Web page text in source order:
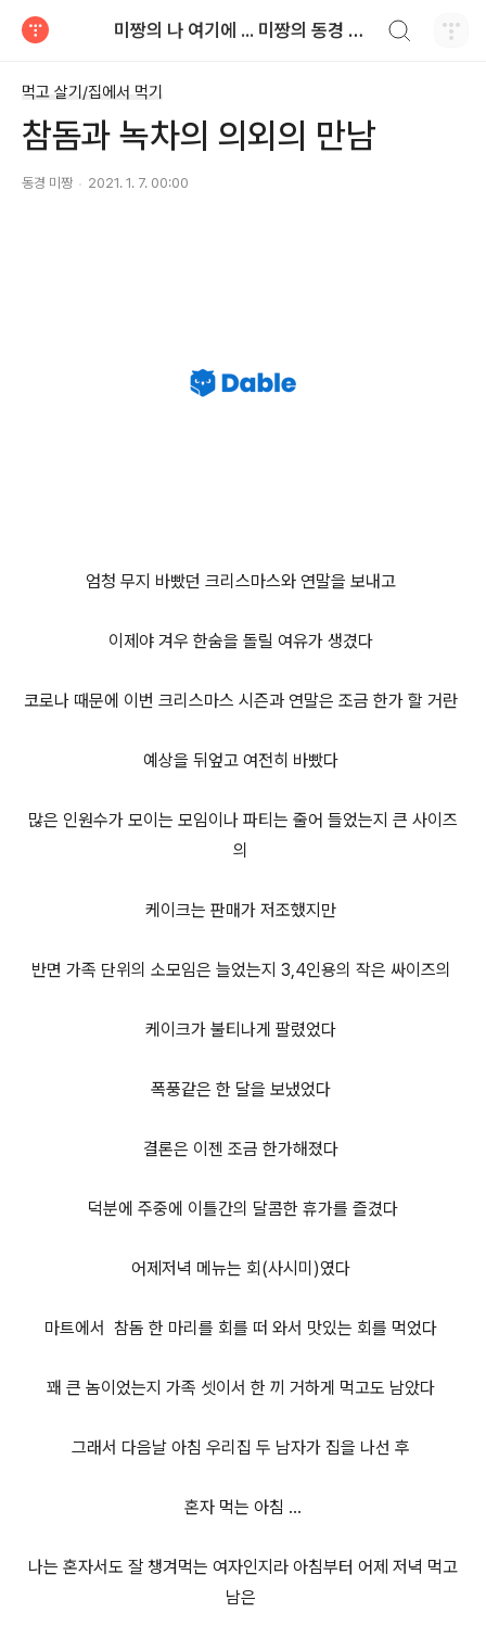
미짱의 나 여기에 ... 미짱의 동경 생활
먹고 살기/집에서 먹기
참돔과 녹차의 의외의 만남
동경 미짱 2021. 1. 7. 00:00
엄청 무지 바빴던 크리스마스와 연말을 보내고
이제야 겨우 한숨을 돌릴 여유가 생겼다
코로나 때문에 이번 크리스마스 시즌과 연말은 조금 한가 할 거란
예상을 뒤엎고 여전히 바빴다
많은 인원수가 모이는 모임이나 파티는 줄어 들었는지 큰 사이즈
의
케이크는 판매가 저조했지만
반면 가족 단위의 소모임은 늘었는지 3,4인용의 작은 싸이즈의
케이크가 불티나게 팔렸었다
폭풍같은 한 달을 보냈었다
결론은 이젠 조금 한가해졌다
덕분에 주중에 이틀간의 달콤한 휴가를 즐겼다
어제저녁 메뉴는 회(사시미)였다
마트에서 참돔 한 마리를 회를 떠 와서 맛있는 회를 먹었다
꽤 큰 놈이었는지 가족 셋이서 한 끼 거하게 먹고도 남았다
그래서 다음날 아침 우리집 두 남자가 집을 나선 후
혼자 먹는 아침 ...
나는 혼자서도 잘 챙겨먹는 여자인지라 아침부터 어제 저녁 먹고
남은